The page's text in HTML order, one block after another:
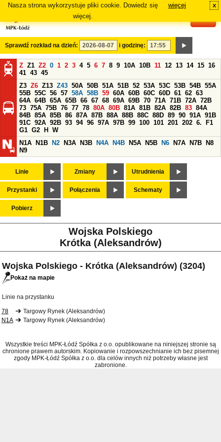
Nasza strona wykorzystuje pliki cookie. Dowiedz się
więcej.
więcej x
Sprawdź rozkład na dzień: i godzinę:
Z Z1 Z2 0 1 2 3 4 5 6 7 8 9 10A 10B 11 12 13 14 15 16
41 43 45
Z3 Z6 Z13 Z43 50A 50B 51A 51B 52 53A 53C 53B 54B 55A
55B 55C 56 57 58A 58B 59 60A 60B 60C 60D 61 62 63
64A 64B 65A 65B 66 67 68 69A 69B 70 71A 71B 72A 72B
73 75A 75B 76 77 78 80A 80B 81A 81B 82A 82B 83 84A
84B 85A 85B 86 87A 87B 88A 88B 88C 88D 89 90 91A 91B
91C 92A 92B 93 94 96 97A 97B 99 100 101 201 202 6.
F1
G1 G2 H
W
N1A
N1B N2 N3A N3B N4A N4B N5A N5B N6 N7A N7B
N8
N9
Linie Zmiany Utrudnienia
Przystanki Połączenia Schematy
Pobierz
Wojska Polskiego
Krótka (Aleksandrów)
Wojska Polskiego - Krótka (Aleksandrów) (3204)
Pokaż na mapie
Linie na przystanku
78
Targowy Rynek (Aleksandrów)
N1A
Targowy Rynek (Aleksandrów)
Wszystkie treści MPK-Łódź Spółka z o.o. opublikowane na niniejszej stronie są
chronione prawem autorskim. Kopiowanie i rozpowszechnianie ich bez pisemnej
zgody MPK-Łódź Spółka z o.o. dla celów innych niż potrzeby własne jest
zabronione.